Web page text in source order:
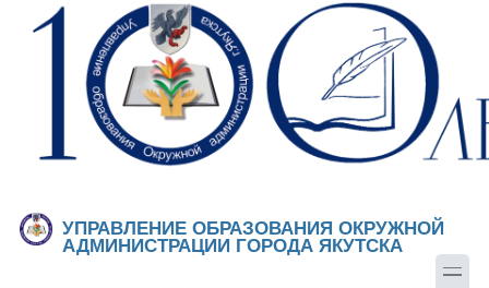
Перейти к основному содержанию
Skip to search
УПРАВЛЕНИЕ ОБРАЗОВАНИЯ ОКРУЖНОЙ
АДМИНИСТРАЦИИ ГОРОДА ЯКУТСКА